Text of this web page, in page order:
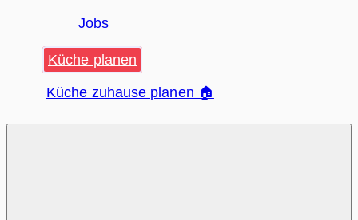
Jobs
Küche planen
Küche zuhause planen 🏠